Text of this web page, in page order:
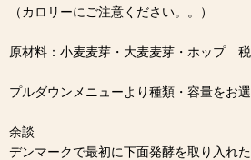
（カロリーにご注意ください。。）
原材料：小麦麦芽・大麦麦芽・ホップ
プルダウンメニューより種類・容量をお選
余談
デンマークで最初に下面発酵を取り入れ